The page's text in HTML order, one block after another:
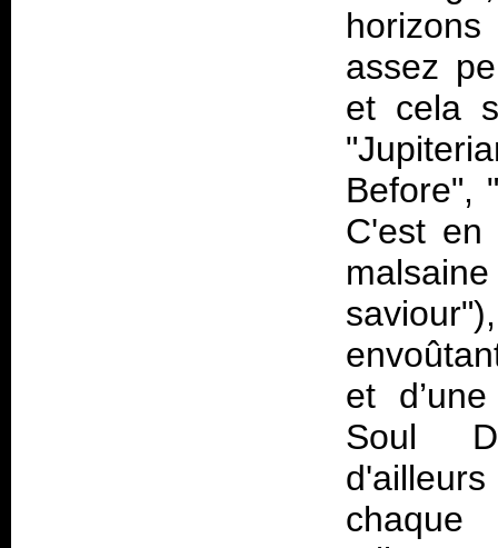
assez
et cela
Before",
C'est en
et
Soul